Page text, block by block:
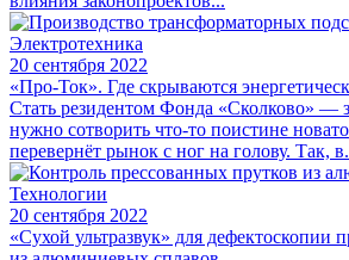
Электротехника
20 сентября 2022
«Про-Ток». Где скрываются
Стать резидентом Фонда «Сколково» —
нужно сотворить что-то поистине
перевернёт рынок с ног на голову. Так,
Технологии
20 сентября 2022
«Сухой ультразвук» для дефектоскопии